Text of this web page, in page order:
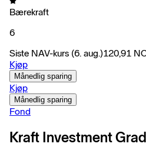
Bærekraft
6
Siste NAV-kurs (6. aug.)120,91
Kjøp
Månedlig sparing
Kjøp
Månedlig sparing
Fond
Kraft Investment